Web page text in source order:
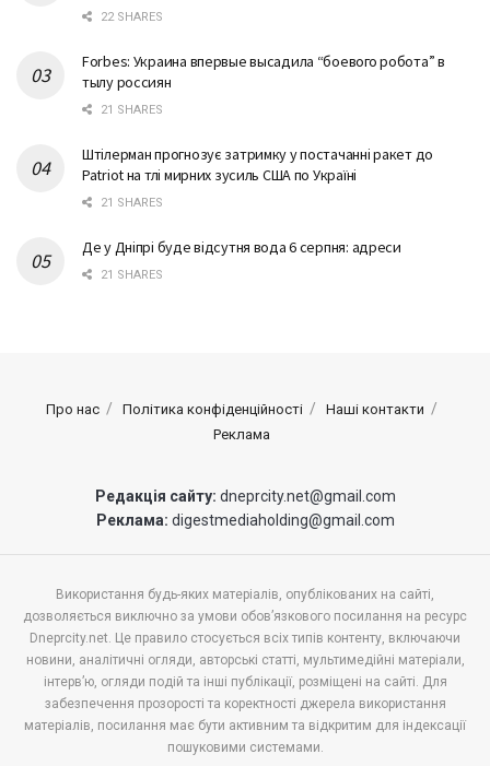
22 SHARES
Forbes: Украина впервые высадила “боевого робота” в
тылу россиян
21 SHARES
Штілерман прогнозує затримку у постачанні ракет до
Patriot на тлі мирних зусиль США по Україні
21 SHARES
Де у Дніпрі буде відсутня вода 6 серпня: адреси
21 SHARES
Про нас Політика конфіденційності
Наші контакти
Реклама
Редакція сайту: dneprcity.net@gmail.com
Реклама: digestmediaholding@gmail.com
Використання будь-яких матеріалів, опублікованих на сайті,
дозволяється виключно за умови обов’язкового посилання на ресурс
Dneprcity.net. Це правило стосується всіх типів контенту, включаючи
новини, аналітичні огляди, авторські статті, мультимедійні матеріали,
інтерв’ю, огляди подій та інші публікації, розміщені на сайті. Для
забезпечення прозорості та коректності джерела використання
матеріалів, посилання має бути активним та відкритим для індексації
пошуковими системами.